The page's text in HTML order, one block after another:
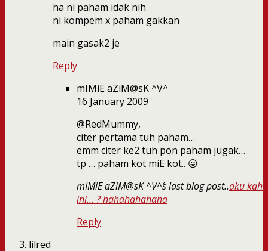
ha ni paham idak nih
ni kompem x paham gakkan
main gasak2 je
Reply
mIMiE aZiM@sK ^V^
16 January 2009
@RedMummy,
citer pertama tuh paham…
emm citer ke2 tuh pon paham jugak…
tp … paham kot miE kot.. 😛
mIMiE aZiM@sK ^V^´s last blog post..aku kah
ini… ? hahahahahaha
Reply
lilred